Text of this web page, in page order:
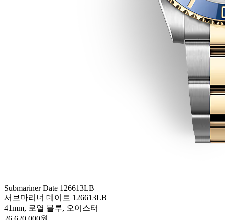
Submariner Date 126613LB
서브마리너 데이트 126613LB
41mm, 로열 블루, 오이스터